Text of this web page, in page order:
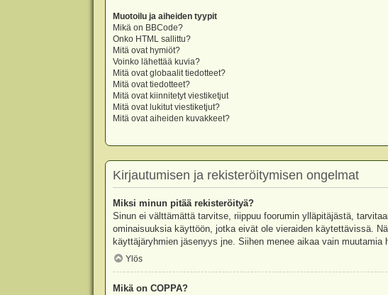
Muotoilu ja aiheiden tyypit
Mikä on BBCode?
Onko HTML sallittu?
Mitä ovat hymiöt?
Voinko lähettää kuvia?
Mitä ovat globaalit tiedotteet?
Mitä ovat tiedotteet?
Mitä ovat kiinnitetyt viestiketjut
Mitä ovat lukitut viestiketjut?
Mitä ovat aiheiden kuvakkeet?
Kirjautumisen ja rekisteröitymisen ongelmat
Miksi minun pitää rekisteröityä?
Sinun ei välttämättä tarvitse, riippuu foorumin ylläpitäjästä,
ominaisuuksia käyttöön, jotka eivät ole vieraiden käytettävissä.
käyttäjäryhmien jäsenyys jne. Siihen menee aikaa vain muutamia
Ylös
Mikä on COPPA?